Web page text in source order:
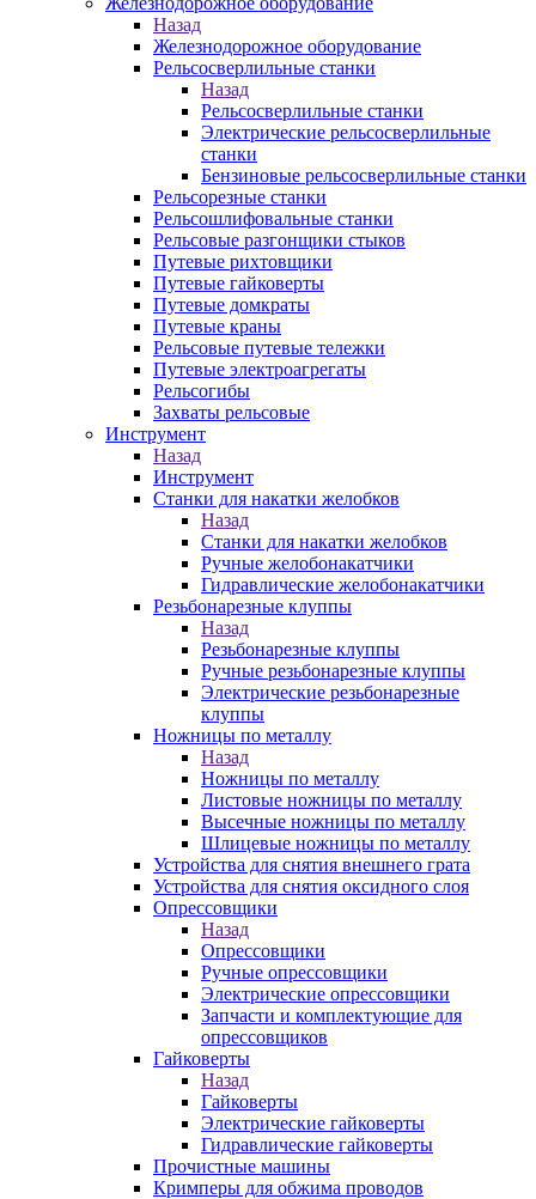
Назад
Железнодорожное оборудование
Рельсосверлильные станки
Назад
Рельсосверлильные станки
Электрические рельсосверлильные
станки
Бензиновые рельсосверлильные станки
Рельсорезные станки
Рельсошлифовальные станки
Рельсовые разгонщики стыков
Путевые рихтовщики
Путевые гайковерты
Путевые домкраты
Путевые краны
Рельсовые путевые тележки
Путевые электроагрегаты
Рельсогибы
Захваты рельсовые
Инструмент
Назад
Инструмент
Станки для накатки желобков
Назад
Станки для накатки желобков
Ручные желобонакатчики
Гидравлические желобонакатчики
Резьбонарезные клуппы
Назад
Резьбонарезные клуппы
Ручные резьбонарезные клуппы
Электрические резьбонарезные
клуппы
Ножницы по металлу
Назад
Ножницы по металлу
Листовые ножницы по металлу
Высечные ножницы по металлу
Шлицевые ножницы по металлу
Устройства для снятия внешнего грата
Устройства для снятия оксидного слоя
Опрессовщики
Назад
Опрессовщики
Ручные опрессовщики
Электрические опрессовщики
Запчасти и комплектующие для
опрессовщиков
Гайковерты
Назад
Гайковерты
Электрические гайковерты
Гидравлические гайковерты
Прочистные машины
Кримперы для обжима проводов